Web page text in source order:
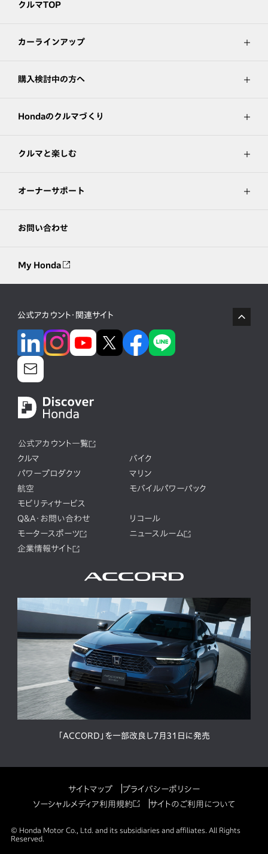
クルマTOP
カーラインアップ
購入検討中の方へ
Hondaのクルマづくり
クルマと楽しむ
オーナーサポート
お問い合わせ
My Honda
公式アカウント・関連サイト
公式アカウント一覧
クルマ
バイク
パワープロダクツ
マリン
航空
モバイルパワーパック
モビリティサービス
Q&A・お問い合わせ
リコール
モータースポーツ
ニュースルーム
企業情報サイト
「ACCORD」を一部改良し7月31日に発売
サイトマップ
プライバシーポリシー
ソーシャルメディア利用規約
サイトのご利用について
© Honda Motor Co., Ltd. and its subsidiaries and affiliates. All Rights
Reserved.